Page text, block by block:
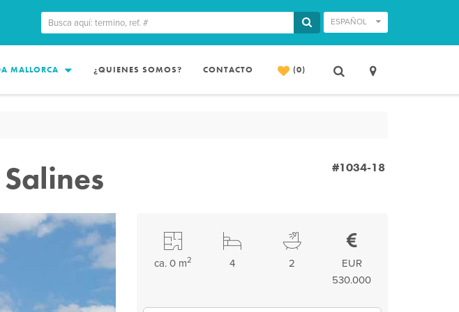
ESPAÑOL
MALLORCA ¿QUIENES SOMOS? CONTACTO (0)
#1034-18
EUR
530.000
2
4
ca. 0 m2